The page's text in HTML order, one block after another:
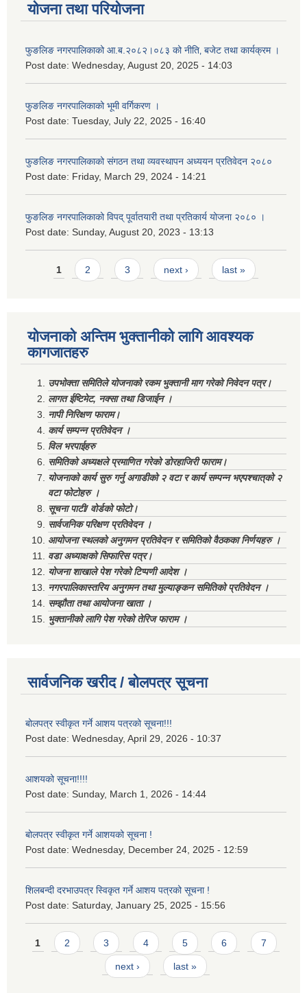
योजना तथा परियोजना
फुङलिङ नगरपालिकाको आ.ब.२०८२।०८३ को नीति‚ बजेट तथा कार्यक्रम ।
Post date: Wednesday, August 20, 2025 - 14:03
फुङलिङ नगरपालिकाको भूमी वर्गिकरण ।
Post date: Tuesday, July 22, 2025 - 16:40
फुङलिङ नगरपालिकाको संगठन तथा व्यवस्थापन अध्ययन प्रतिवेदन २०८०
Post date: Friday, March 29, 2024 - 14:21
फुङलिङ नगरपालिकाको विपद् पूर्वातयारी तथा प्रतिकार्य योजना २०८० ।
Post date: Sunday, August 20, 2023 - 13:13
Pages
1 2 3 next › last »
योजनाको अन्तिम भुक्तानीको लागि आवश्यक
कागजातहरु
उपभोक्ता समितिले योजनाको रकम भुक्तानी माग गरेको निवेदन पत्र।
लागत ईष्टिमेट, नक्सा तथा डिजाईन ।
नापी निरिक्षण फाराम।
कार्य सम्पन्न प्रतिवेदन ।
विल भरपाईहरु
समितिको अध्यक्षले प्रमाणित गरेको डोरहाजिरी फाराम।
योजनाको कार्य सुरु गर्नु अगाडीको २ वटा र कार्य सम्पन्न भएपश्चात्‌को २
वटा फोटोहरु ।
सूचना पाटी/ वोर्डको फोटो।
सार्वजनिक परिक्षण प्रतिवेदन ।
आयोजना स्थलको अनुगमन प्रतिवेदन र समितिको वैठकका निर्णयहरु ।
वडा अध्याक्षको सिफारिस पत्र।
योजना शाखाले पेश गरेको टिप्पणी आदेश ।
नगरपालिकास्तरिय अनुगमन तथा मुल्याङ्कन समितिको प्रतिवेदन ।
सम्झौता तथा आयोजना खाता ।
भुक्तानीको लागि पेश गरेको तेरिज फाराम ।
सार्वजनिक खरीद / बोलपत्र सूचना
बोलपत्र स्वीकृत गर्ने आशय पत्रको सूचना!!!
Post date: Wednesday, April 29, 2026 - 10:37
आशयको सूचना!!!!
Post date: Sunday, March 1, 2026 - 14:44
बोलपत्र स्वीकृत गर्ने आशयको सूचना !
Post date: Wednesday, December 24, 2025 - 12:59
शिलबन्दी दरभाउपत्र स्विकृत गर्ने आशय पत्रको सूचना !
Post date: Saturday, January 25, 2025 - 15:56
Pages
1 2 3 4 5 6 7
next › last »